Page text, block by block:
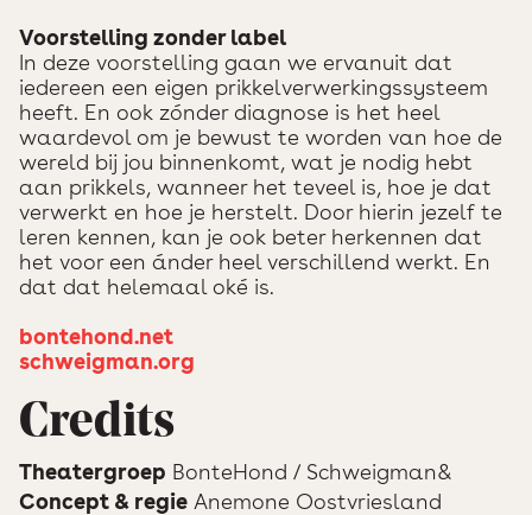
Voorstelling zonder label
In deze voorstelling gaan we ervanuit dat
iedereen een eigen prikkelverwerkingssysteem
heeft. En ook zónder diagnose is het heel
waardevol om je bewust te worden van hoe de
wereld bij jou binnenkomt, wat je nodig hebt
aan prikkels, wanneer het teveel is, hoe je dat
verwerkt en hoe je herstelt. Door hierin jezelf te
leren kennen, kan je ook beter herkennen dat
het voor een ánder heel verschillend werkt. En
dat dat helemaal oké is.
bontehond.net
schweigman.org
Credits
Theatergroep BonteHond / Schweigman&
Concept & regie Anemone Oostvriesland